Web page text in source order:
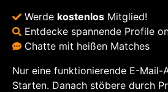
Werde kostenlos Mitglied!
Entdecke spannende Profile
Chatte mit heißen Matches
Nur eine funktionierende E-Mail-
Starten. Danach stöbere durch